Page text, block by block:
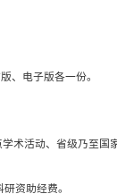
，发表重要
军报等权威
等奖（省部级